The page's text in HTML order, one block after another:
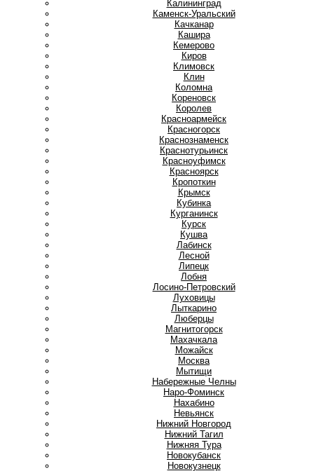
Калининград
Каменск-Уральский
Качканар
Кашира
Кемерово
Киров
Климовск
Клин
Коломна
Кореновск
Королев
Красноармейск
Красногорск
Краснознаменск
Краснотурьинск
Красноуфимск
Красноярск
Кропоткин
Крымск
Кубинка
Курганинск
Курск
Кушва
Лабинск
Лесной
Липецк
Лобня
Лосино-Петровский
Луховицы
Лыткарино
Люберцы
Магнитогорск
Махачкала
Можайск
Москва
Мытищи
Набережные Челны
Наро-Фоминск
Нахабино
Невьянск
Нижний Новгород
Нижний Тагил
Нижняя Тура
Новокубанск
Новокузнецк